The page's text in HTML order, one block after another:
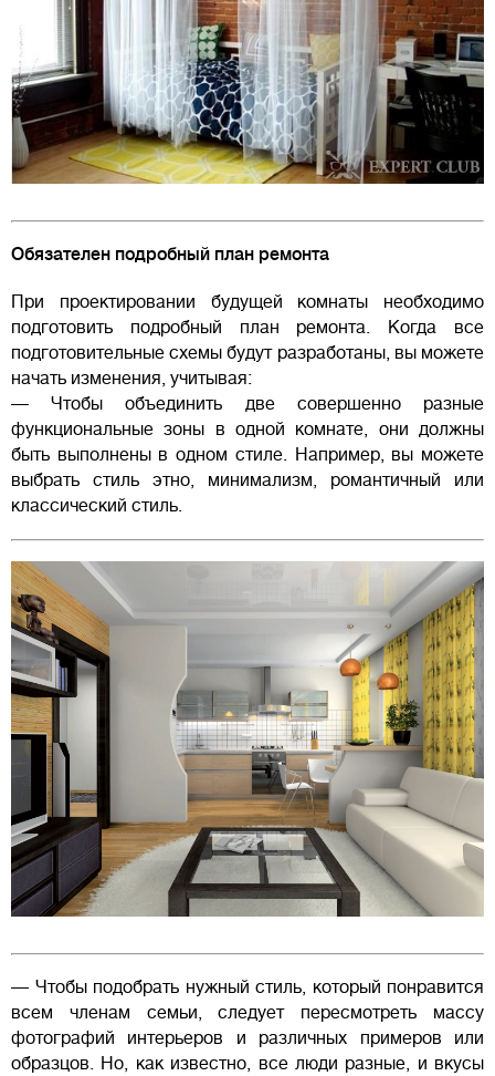
Обязателен подробный план ремонта
При проектировании будущей комнаты необходимо
подготовить подробный план ремонта. Когда все
подготовительные схемы будут разработаны, вы можете
начать изменения, учитывая:
— Чтобы объединить две совершенно разные
функциональные зоны в одной комнате, они должны
быть выполнены в одном стиле. Например, вы можете
выбрать стиль этно, минимализм, романтичный или
классический стиль.
— Чтобы подобрать нужный стиль, который понравится
всем членам семьи, следует пересмотреть массу
фотографий интерьеров и различных примеров или
образцов. Но, как известно, все люди разные, и вкусы